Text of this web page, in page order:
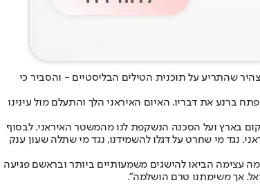
שהתריע על תוכנית הטילים הבליסטיים - והסביר כי
ברנע את דבריו. האיום האיראני הלך והתעלם מול עינינו
בארץ ועל הסכנה הנשקפת לנו מהמשטר האיראני. לבסוף
נגד מי שחרט על דגלו להשמידנו, נגד מי שתלה שעון ענק
"שאגת הארי": "לצידנו בברית איתנה ובשת"פ היסטורי עם המעצמה החזקה בעולם נלחמנו יחד למען ערכי הצדק והחירות. 40 ימי לחימה עצימה הביאו להישגים משמעותיים ביותר ובראשם פגיעה
אך משימתנו טרם הושלמה".